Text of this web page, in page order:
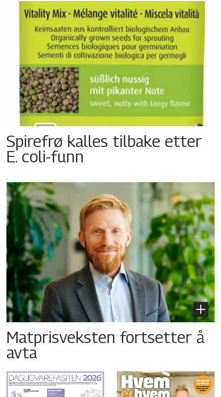
Spirefrø kalles tilbake etter
E. coli-funn
Matprisveksten fortsetter å
avta